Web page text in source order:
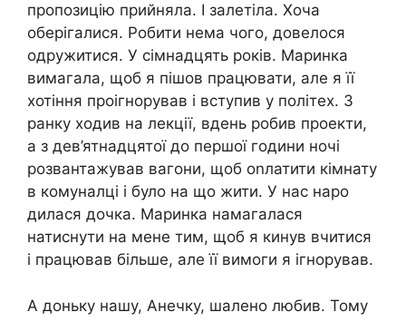
пропозицію прийняла. І залетіла. Хоча
оберігалися. Робити нема чого, довелося
одружитися. У сімнадцять років. Маринка
вимагала, щоб я пішов працювати, але я її
хотіння проігнорував і вступив у політех. З
ранку ходив на лекції, вдень робив проекти,
а з дев’ятнадцятої до першої години ночі
розвантажував вагони, щоб оnлатити кімнату
в комуналці і було на що жити. У нас наро
дилася дочка. Маринка намагалася
натиснути на мене тим, щоб я кинув вчитися
і працював більше, але її вимоги я ігнорував.
А доньку нашу, Анечку, шалено любив. Тому